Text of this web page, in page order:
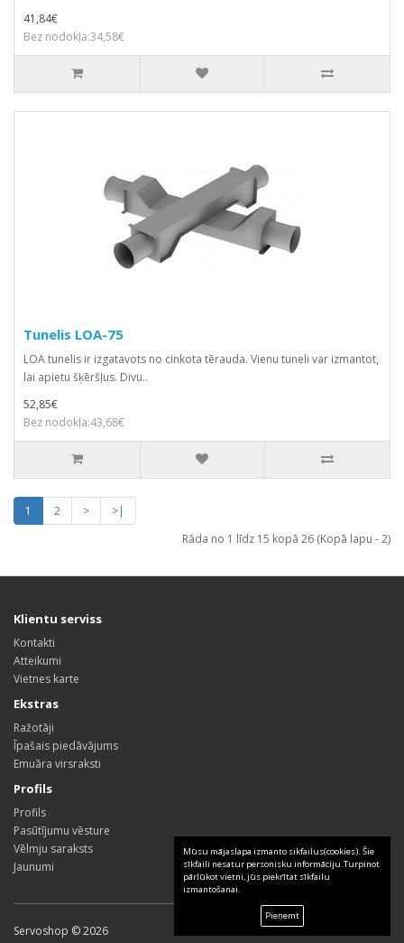
41,84€
Bez nodokļa:34,58€
Tunelis LOA-75
LOA tunelis ir izgatavots no cinkota tērauda. Vienu tuneli var izmantot,
lai apietu šķēršļus. Divu..
52,85€
Bez nodokļa:43,68€
1 2 >
>|
Rāda no 1 līdz 15 kopā 26 (Kopā lapu - 2)
Klientu serviss
Kontakti
Atteikumi
Vietnes karte
Ekstras
Ražotāji
Īpašais piedāvājums
Emuāra virsraksti
Profils
Profils
Pasūtījumu vēsture
Vēlmju saraksts
Jaunumi
Servoshop © 2026
Mūsu mājaslapa izmanto sikfailus(cookies). Šie
sīkfaili nesatur personisku informāciju.Turpinot
pārlūkot vietni, jūs piekrītat sīkfailu
izmantošanai.
Pieņemt